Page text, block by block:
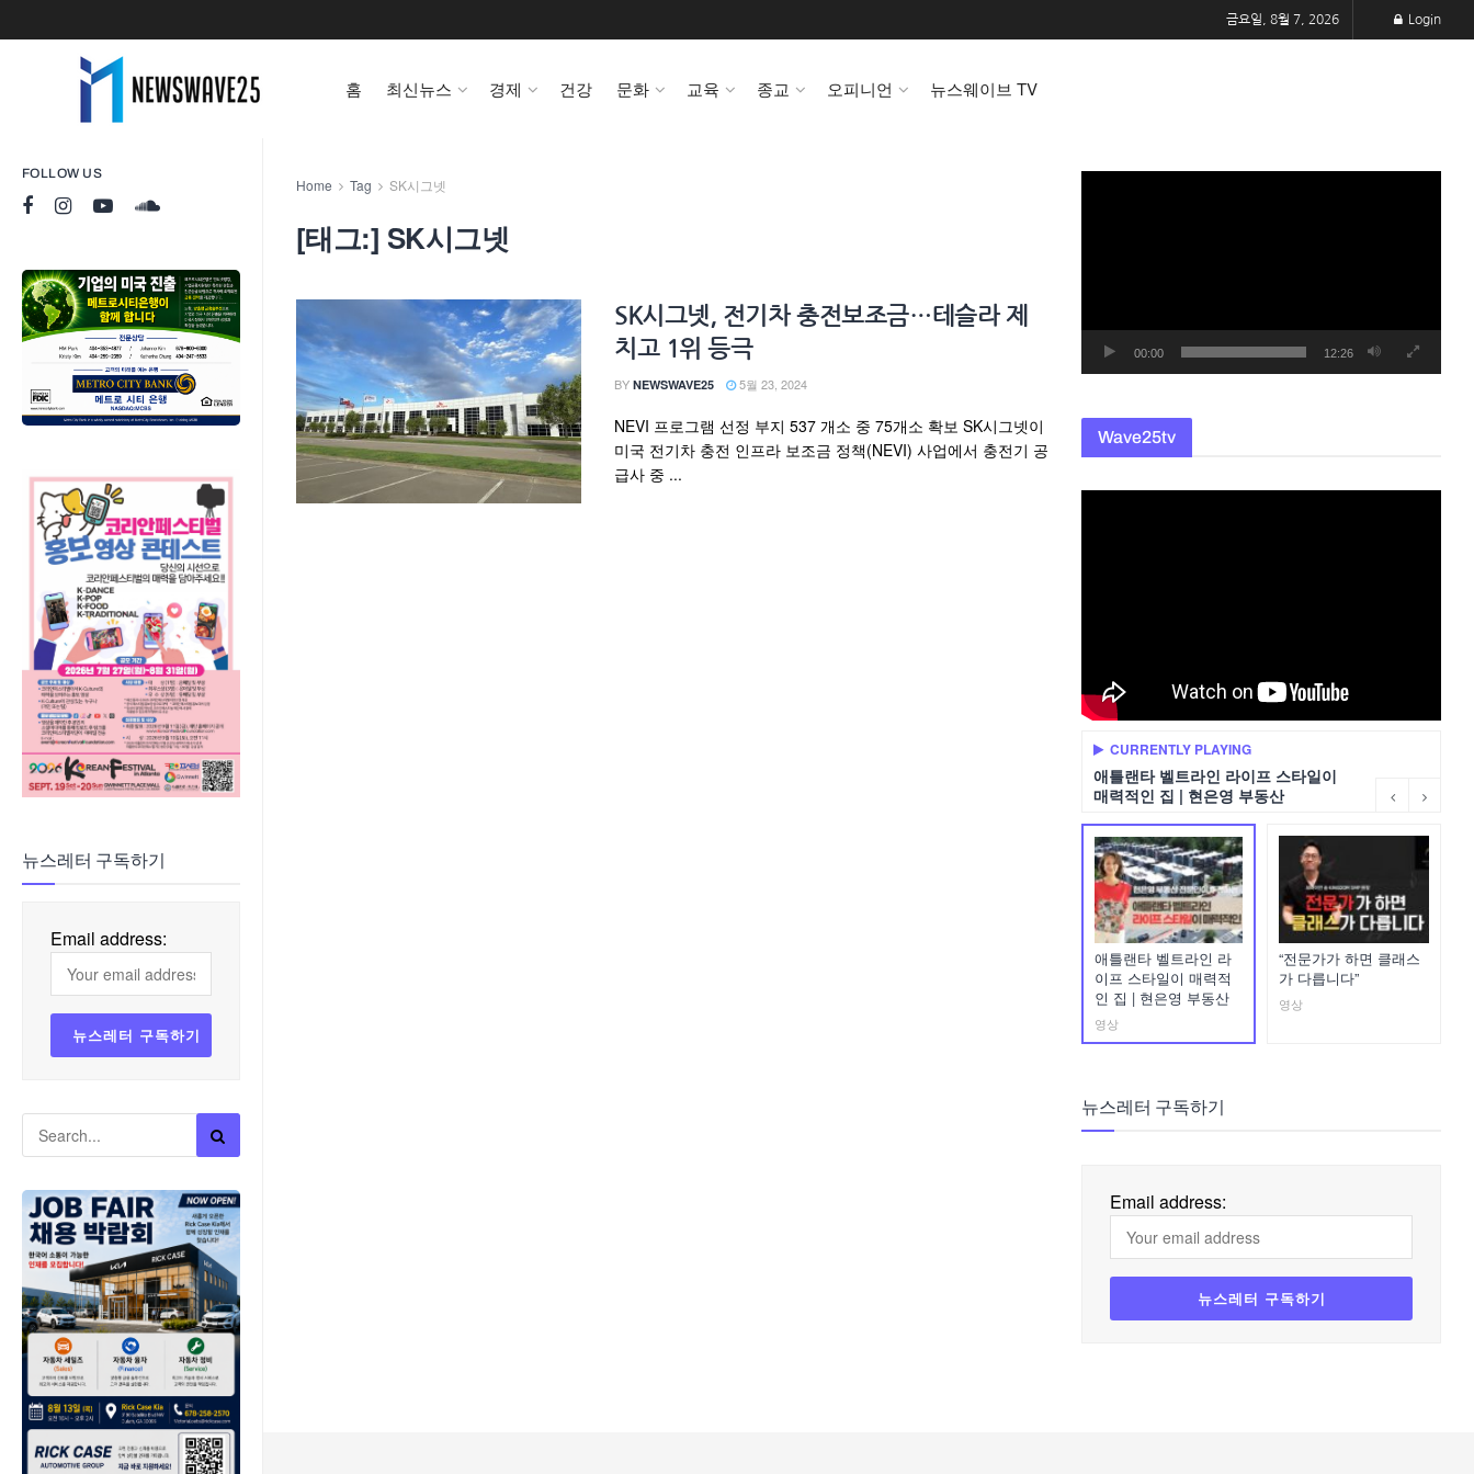
FOLLOW US
뉴스레터 구독하기
Email address:
금요일, 8월 7, 2026 Login
홈 최신뉴스 경제 건강 문화 교육 종교 오피니언 뉴스웨이브 TV
Home Tag SK시그넷
[태그:] SK시그넷
SK시그넷, 전기차 충전보조금…테슬라 제
치고 1위 등극
BY NEWSWAVE25 5월 23, 2024
NEVI 프로그램 선정 부지 537 개소 중 75개소 확보 SK시그넷이
미국 전기차 충전 인프라 보조금 정책(NEVI) 사업에서 충전기 공
급사 중 ...
00:00 12:26
Wave25tv
CURRENTLY PLAYING
애틀랜타 벨트라인 라이프 스타일이
매력적인 집 | 현은영 부동산
애틀랜타 벨트라인 라
이프 스타일이 매력적
인 집 | 현은영 부동산
영상
“전문가가 하면 클래스
가 다릅니다”
영상
뉴스레터 구독하기
Email address: